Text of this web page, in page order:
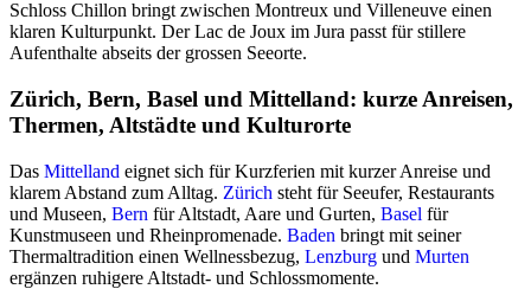
Schloss Chillon bringt zwischen Montreux und Villeneuve einen
klaren Kulturpunkt. Der Lac de Joux im Jura passt für stillere
Aufenthalte abseits der grossen Seeorte.
Zürich, Bern, Basel und Mittelland: kurze Anreisen,
Thermen, Altstädte und Kulturorte
Das Mittelland eignet sich für Kurzferien mit kurzer Anreise und
klarem Abstand zum Alltag. Zürich steht für Seeufer, Restaurants
und Museen, Bern für Altstadt, Aare und Gurten, Basel für
Kunstmuseen und Rheinpromenade. Baden bringt mit seiner
Thermaltradition einen Wellnessbezug, Lenzburg und Murten
ergänzen ruhigere Altstadt- und Schlossmomente.